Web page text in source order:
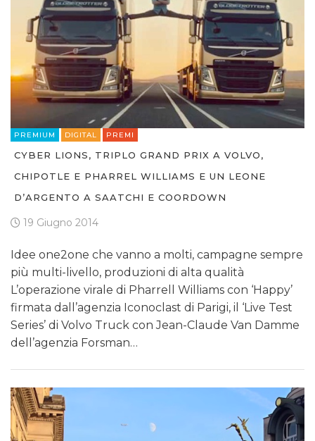
PREMIUM DIGITAL PREMI
CYBER LIONS, TRIPLO GRAND PRIX A VOLVO,
CHIPOTLE E PHARREL WILLIAMS E UN LEONE
D’ARGENTO A SAATCHI E COORDOWN
19 Giugno 2014
Idee one2one che vanno a molti, campagne sempre
più multi-livello, produzioni di alta qualità
L’operazione virale di Pharrell Williams con ‘Happy’
firmata dall’agenzia Iconoclast di Parigi, il ‘Live Test
Series’ di Volvo Truck con Jean-Claude Van Damme
dell’agenzia Forsman…